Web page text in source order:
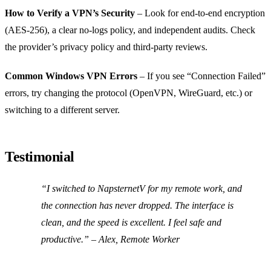
How to Verify a VPN’s Security – Look for end‑to‑end encryption
(AES‑256), a clear no‑logs policy, and independent audits. Check
the provider’s privacy policy and third‑party reviews.
Common Windows VPN Errors – If you see “Connection Failed”
errors, try changing the protocol (OpenVPN, WireGuard, etc.) or
switching to a different server.
Testimonial
“I switched to NapsternetV for my remote work, and
the connection has never dropped. The interface is
clean, and the speed is excellent. I feel safe and
productive.” – Alex, Remote Worker